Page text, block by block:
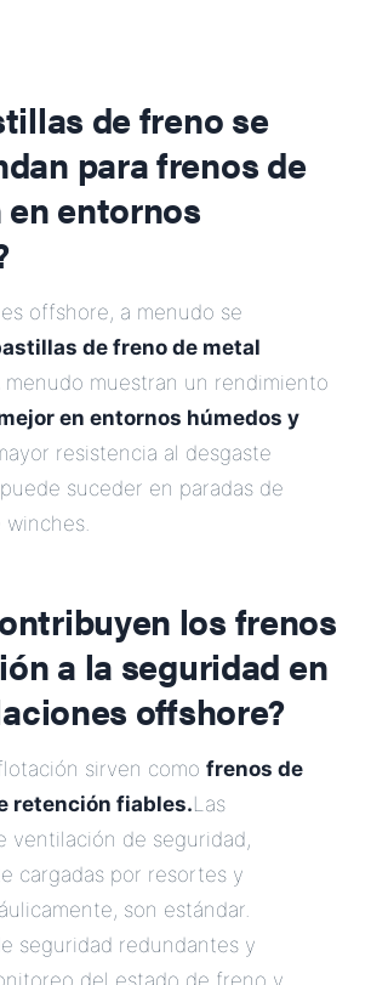
de freno se
para frenos de
entornos
offshore, a menudo se
de freno de metal
menudo muestran un rendimiento
en entornos húmedos y
resistencia al desgaste
suceder en paradas de
winches.
los frenos
a la seguridad en
offshore?
sirven como frenos de
retención fiables.Las
ventilación de seguridad,
cargadas por resortes y
son estándar.
seguridad redundantes y
del estado de freno y